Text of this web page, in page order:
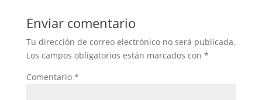
Enviar comentario
Tu dirección de correo electrónico no será publicada.
Los campos obligatorios están marcados con *
Comentario *